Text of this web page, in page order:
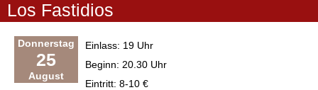
Los Fastidios
Donnerstag
25
August
Einlass: 19 Uhr
Beginn: 20.30 Uhr
Eintritt: 8-10 €